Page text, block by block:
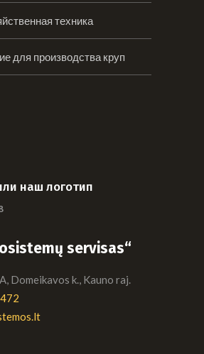
техника
для производства круп
наш логотип
servisas“
Domeikavos k., Kauno raj.